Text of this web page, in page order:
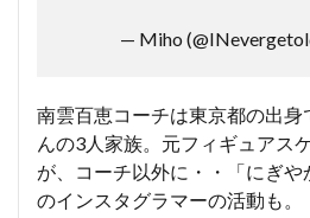
— Miho
南雲百恵コーチは東京都の出身
んの3人家族。元フィギュアス
が、コーチ以外に・・「にぎ
のインスタグラマーの活動も。